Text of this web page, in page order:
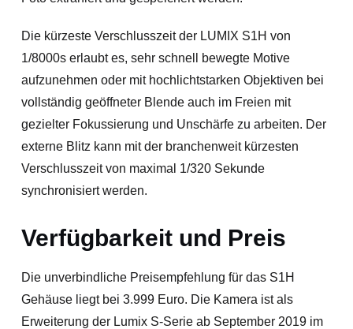
Die kürzeste Verschlusszeit der LUMIX S1H von
1/8000s erlaubt es, sehr schnell bewegte Motive
aufzunehmen oder mit hochlichtstarken Objektiven bei
vollständig geöffneter Blende auch im Freien mit
gezielter Fokussierung und Unschärfe zu arbeiten. Der
externe Blitz kann mit der branchenweit kürzesten
Verschlusszeit von maximal 1/320 Sekunde
synchronisiert werden.
Verfügbarkeit und Preis
Die unverbindliche Preisempfehlung für das S1H
Gehäuse liegt bei 3.999 Euro. Die Kamera ist als
Erweiterung der Lumix S-Serie ab September 2019 im